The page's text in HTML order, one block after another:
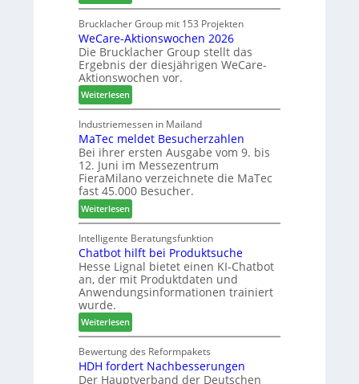
t
s
f
ü
h
r
r
i
l
a
n
z
i
n
I
t
a
l
i
e
n
K
a
n
t
e
a
l
s
i
n
t
e
g
r
i
e
r
t
e
s
S
y
s
t
e
m
Brucklacher Group mit 153 Projekten
WeCare-Aktionswochen 2026
Die Brucklacher Group stellt das
Ergebnis der diesjährigen WeCare-
Aktionswochen vor.
Weiterlesen:
W
e
C
a
r
e
-
A
k
t
i
o
n
s
w
o
c
h
e
Industriemessen in Mailand
MaTec meldet Besucherzahlen
Bei ihrer ersten Ausgabe vom 9. bis
12. Juni im Messezentrum
FieraMilano verzeichnete die MaTec
fast 45.000 Besucher.
Weiterlesen:
M
a
T
e
c
m
l
d
e
t
B
Intelligente Beratungsfunktion
Chatbot hilft bei Produktsuche
Hesse Lignal bietet einen KI-Chatbot
an, der mit Produktdaten und
Anwendungsinformationen trainiert
wurde.
Weiterlesen:
C
h
a
t
Bewertung des Reformpakets
HDH fordert Nachbesserungen
Der Hauptverband der Deutschen